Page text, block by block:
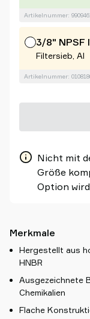
Artikelnummer:
3/8" NPSF
Filtersieb, Al
Artikelnummer:
Nicht mit
Größe
Option
Merkmale
Hergestellt aus
HNBR
Ausgezeichnete
Chemikalien
Flache